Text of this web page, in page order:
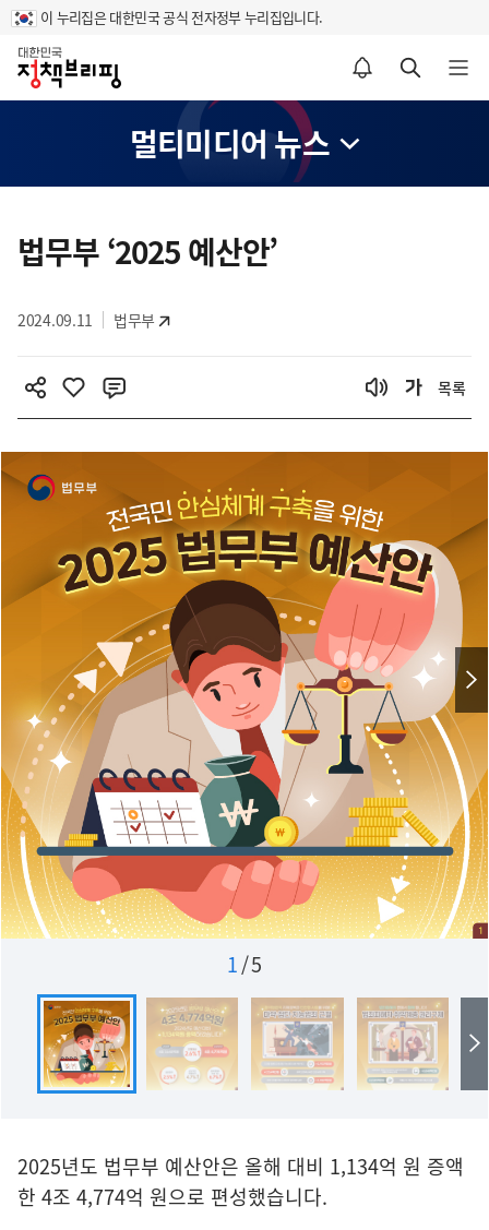
이 누리집은 대한민국 공식 전자정부 누리집입니다.
홈
알림설정 바로가기 검색 바로가기 메뉴 열기
멀티미디어 뉴스
텐
역
법무부 ‘2025 예산안’
2024.09.11 법무부
목록
1/5
2025년도 법무부 예산안은 올해 대비 1,134억 원 증액
한 4조 4,774억 원으로 편성했습니다.